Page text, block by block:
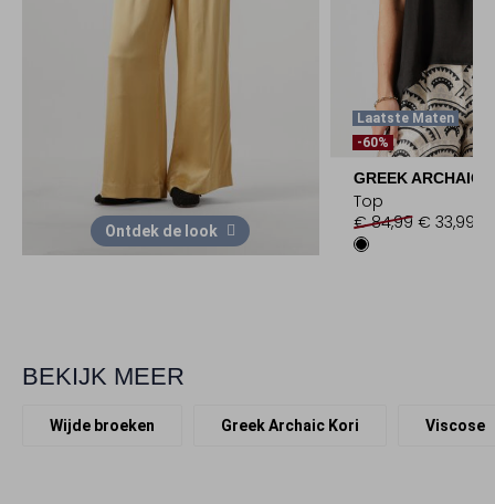
Ontdek de look
Laatste Maten
-60%
GREEK ARCHAIC
Top
€ 84,99 € 33,99
BEKIJK MEER
Wijde broeken Greek Archaic Kori Viscose